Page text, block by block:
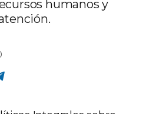
humanos y